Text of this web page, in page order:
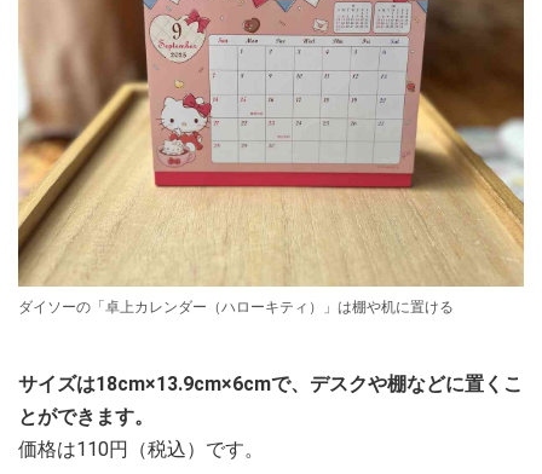
ダイソーの「卓上カレンダー（ハローキティ）」は棚や机に置ける
サイズは18cm×13.9cm×6cmで、デスクや棚などに置くこ
とができます。
価格は110円（税込）です。